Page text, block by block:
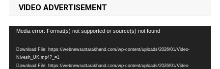
VIDEO ADVERTISEMENT
Video
Media error: Format(s) not supported or source(s) not found
Download File: https://webnewsuttarakhand.com/wp-content/uploads/2026/01/Video-
Nivesh_UK.mp4?_=1
Download File: https://webnewsuttarakhand.com/wp-content/uploads/2026/01/Video-